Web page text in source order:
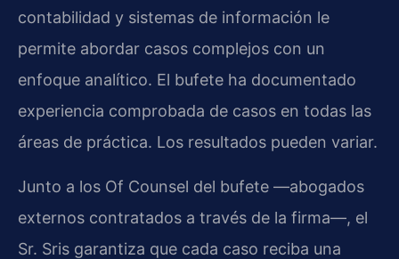
contabilidad y sistemas de información le
permite abordar casos complejos con un
enfoque analítico. El bufete ha documentado
experiencia comprobada de casos en todas las
áreas de práctica. Los resultados pueden variar.
Junto a los Of Counsel del bufete —abogados
externos contratados a través de la firma—, el
Sr. Sris garantiza que cada caso reciba una